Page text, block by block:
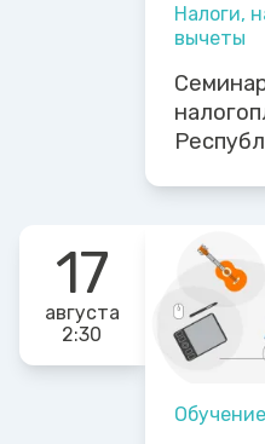
Налоги,
вычеты
17
августа
2:30
Обучение